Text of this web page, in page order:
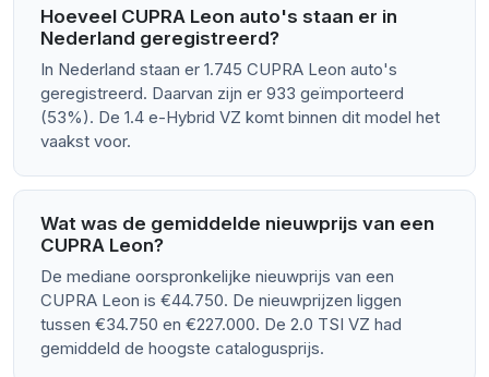
Hoeveel CUPRA Leon auto's staan er in
Nederland geregistreerd?
In Nederland staan er 1.745 CUPRA Leon auto's
geregistreerd. Daarvan zijn er 933 geïmporteerd
(53%). De 1.4 e-Hybrid VZ komt binnen dit model het
vaakst voor.
Wat was de gemiddelde nieuwprijs van een
CUPRA Leon?
De mediane oorspronkelijke nieuwprijs van een
CUPRA Leon is €44.750. De nieuwprijzen liggen
tussen €34.750 en €227.000. De 2.0 TSI VZ had
gemiddeld de hoogste catalogusprijs.